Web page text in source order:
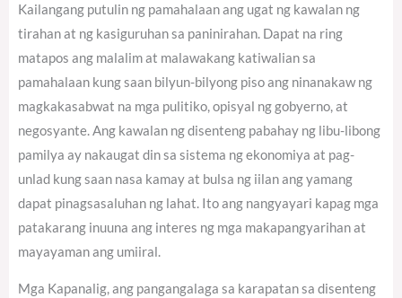
Kailangang putulin ng pamahalaan ang ugat ng kawalan ng
tirahan at ng kasiguruhan sa paninirahan. Dapat na ring
matapos ang malalim at malawakang katiwalian sa
pamahalaan kung saan bilyun-bilyong piso ang ninanakaw ng
magkakasabwat na mga pulitiko, opisyal ng gobyerno, at
negosyante. Ang kawalan ng disenteng pabahay ng libu-libong
pamilya ay nakaugat din sa sistema ng ekonomiya at pag-
unlad kung saan nasa kamay at bulsa ng iilan ang yamang
dapat pinagsasaluhan ng lahat. Ito ang nangyayari kapag mga
patakarang inuuna ang interes ng mga makapangyarihan at
mayayaman ang umiiral.
Mga Kapanalig, ang pangangalaga sa karapatan sa disenteng